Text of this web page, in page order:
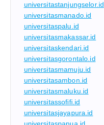
universitastanjungselor.id
universitasmanado.id
universitaspalu.id
universitasmakassar.id
universitaskendari.id
universitasgorontalo.id
universitasmamuju.id
universitasambon.id
universitasmaluku.id
universitassofifi.id
universitasjayapura.id